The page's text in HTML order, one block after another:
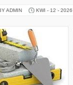
ADMIN KWI - 12 - 2026